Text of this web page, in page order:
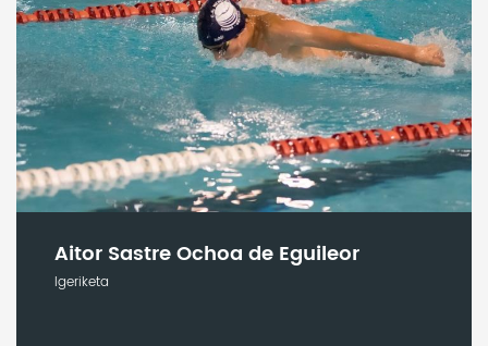
Aitor Sastre Ochoa de Eguileor
Igeriketa